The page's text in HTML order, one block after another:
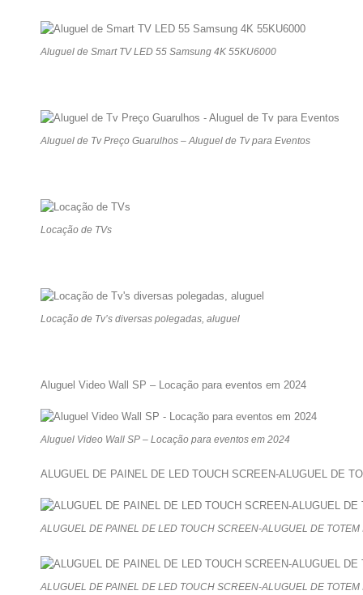
Aluguel de Smart TV LED 55 Samsung 4K 55KU6000
Aluguel de Tv Preço Guarulhos – Aluguel de Tv para Eventos
Locação de TVs
Locação de Tv’s diversas polegadas, aluguel
Aluguel Video Wall SP – Locação para eventos em 2024
Aluguel Video Wall SP – Locação para eventos em 2024
ALUGUEL DE PAINEL DE LED TOUCH SCREEN-ALUGUEL DE
ALUGUEL DE PAINEL DE LED TOUCH SCREEN-ALUGUEL DE TOTEM
ALUGUEL DE PAINEL DE LED TOUCH SCREEN-ALUGUEL DE TOTEM